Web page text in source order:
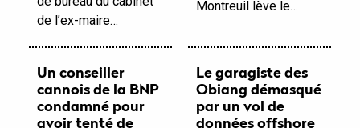
de l’ex-maire…
Montreuil lève le…
Un conseiller
cannois de la BNP
condamné pour
avoir tenté de
Le garagiste des
Obiang démasqué
par un vol de
données offshore